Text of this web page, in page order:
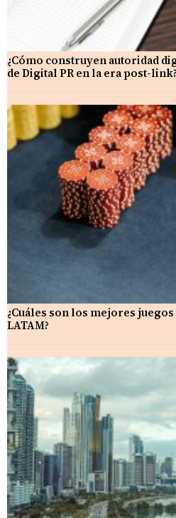
¿Cómo construyen autoridad
de Digital PR en la era post-link?
¿Cuáles son los mejores
LATAM?